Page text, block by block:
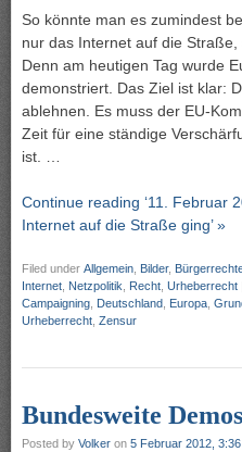
So könnte man es zumindest
nur das Internet auf die
Denn am heutigen Tag wurde
demonstriert. Das Ziel ist klar:
ablehnen. Es muss der EU-
Zeit für eine ständige
ist. …
Continue reading ‘11. Februar
Internet auf die Straße ging’ »
Filed under Allgemein Bilder,
Internet Netzpolitik Recht Urheberrecht
Campaigning Deutschland Europa
Urheberrecht Zensur
Bundesweite
Posted by Volker on 5 Februar 2012,